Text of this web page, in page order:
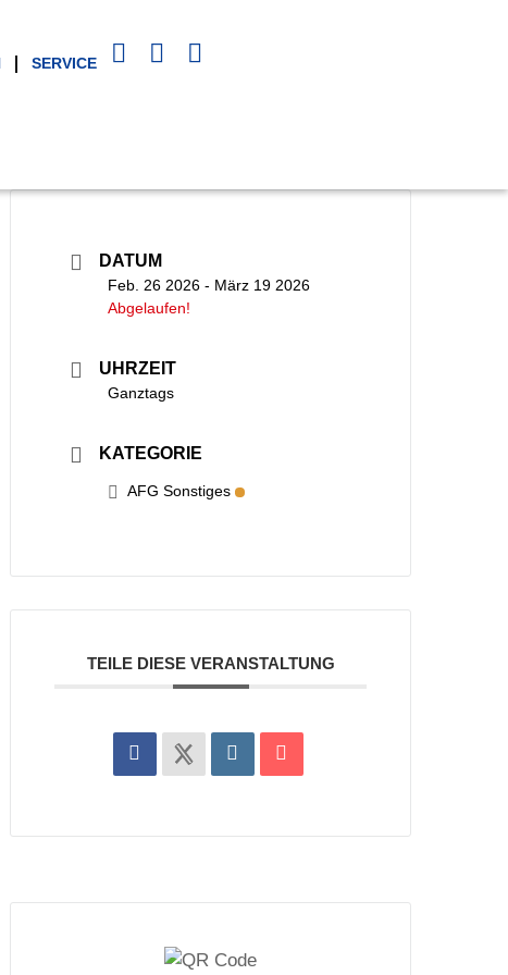
SERVICE
DATUM
Feb. 26 2026 - März 19 2026
Abgelaufen!
UHRZEIT
Ganztags
KATEGORIE
AFG Sonstiges
TEILE DIESE VERANSTALTUNG